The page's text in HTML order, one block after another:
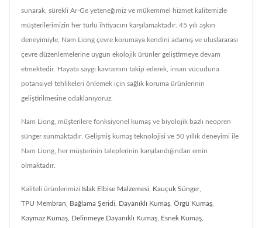
sunarak, sürekli Ar-Ge yeteneğimiz ve mükemmel hizmet kalitemizle
müşterilerimizin her türlü ihtiyacını karşılamaktadır. 45 yılı aşkın
deneyimiyle, Nam Liong çevre korumaya kendini adamış ve uluslararası
çevre düzenlemelerine uygun ekolojik ürünler geliştirmeye devam
etmektedir. Hayata saygı kavramını takip ederek, insan vücuduna
potansiyel tehlikeleri önlemek için sağlık koruma ürünlerinin
geliştirilmesine odaklanıyoruz.
Nam Liong, müşterilere fonksiyonel kumaş ve biyolojik bazlı neopren
sünger sunmaktadır. Gelişmiş kumaş teknolojisi ve 50 yıllık deneyimi ile
Nam Liong, her müşterinin taleplerinin karşılandığından emin
olmaktadır.
Kaliteli ürünlerimizi Islak Elbise Malzemesi Kauçuk Sünger,
TPU Membran Bağlama Şeridi Dayanıklı Kumaş Örgü Kumaş
Kaymaz Kumaş Delinmeye Dayanıklı Kumaş Esnek Kumaş